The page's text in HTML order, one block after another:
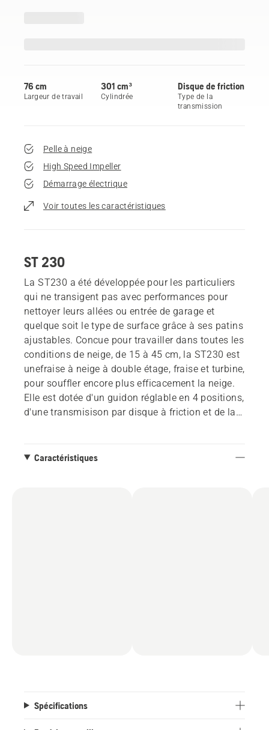
76 cm
Largeur de travail
301 cm³
Cylindrée
Disque de friction
Type de la
transmission
Pelle à neige
High Speed Impeller
Démarrage électrique
Voir toutes les caractéristiques
ST 230
La ST230 a été développée pour les particuliers
qui ne transigent pas avec performances pour
nettoyer leurs allées ou entrée de garage et
quelque soit le type de surface grâce à ses patins
ajustables. Concue pour travailler dans toutes les
conditions de neige, de 15 à 45 cm, la ST230 est
unefraise à neige à double étage, fraise et turbine,
pour souffler encore plus efficacement la neige.
Elle est dotée d'un guidon réglable en 4 positions,
d'une transmisison par disque à friction et de la
meilleure visibilité et démarrage électrique pour
Caractéristiques
Spécifications